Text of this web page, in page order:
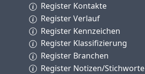
Register Kontakte
Register Verlauf
Register Kennzeichen
Register Klassifizierung
Register Branchen
Register Notizen/Stichworte